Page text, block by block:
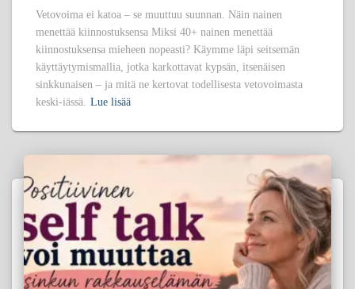
Vetovoima ei katoa – se muuttuu suunnan. Näin nainen
menettää kiinnostuksensa Miksi 40+ nainen menettää
kiinnostuksensa mieheen nopeasti? Käymme läpi seitsemän
käyttäytymismallia, jotka karkottavat kypsän, itsenäisen
sinkkunaisen – ja mitä ne kertovat todellisesta vetovoimasta
keski-iässä. Lue lisää